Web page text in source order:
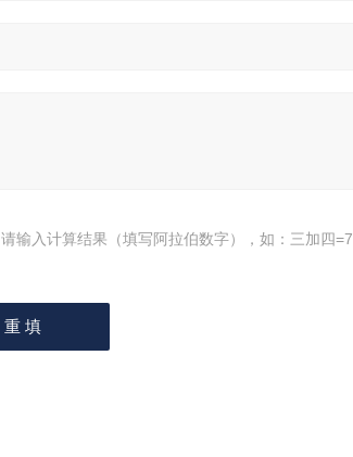
请输入计算结果（填写阿拉伯数字），如：三加四=7